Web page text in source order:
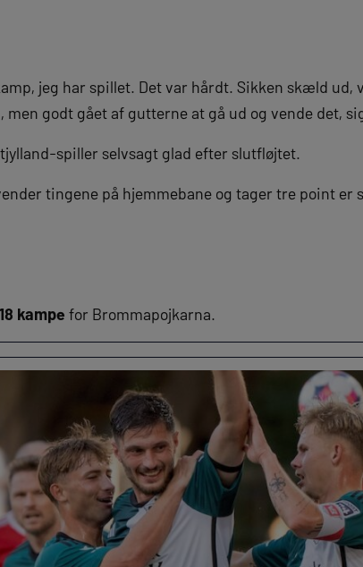
jeg har spillet. Det var hårdt. Sikken skæld ud,
godt gået af gutterne at gå ud og vende det,
spiller selvsagt glad efter slutfløjtet.
tingene på hjemmebane og tager tre point er
kampe for Brommapojkarna.